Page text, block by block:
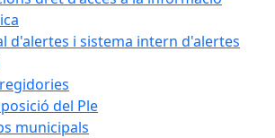
d'alertes i sistema intern d'alertes
del Ple
municipals